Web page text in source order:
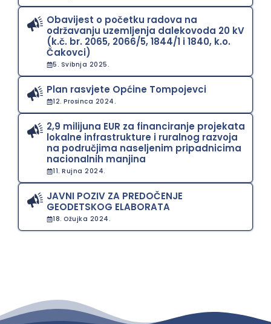
Obavijest o početku radova na
održavanju uzemljenja dalekovoda 20 kV
(k.č. br. 2065, 2066/5, 1844/1 i 1840, k.o.
Čakovci)
5. Svibnja 2025.
Plan rasvjete Općine Tompojevci
12. Prosinca 2024.
2,9 milijuna EUR za financiranje projekata
lokalne infrastrukture i ruralnog razvoja
na područjima naseljenim pripadnicima
nacionalnih manjina
11. Rujna 2024.
JAVNI POZIV ZA PREDOČENJE
GEODETSKOG ELABORATA
18. Ožujka 2024.